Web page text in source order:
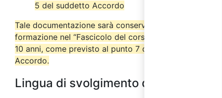
5 del suddetto Accordo
Tale documentazione sarà conservata dall’ente di
formazione nel “Fascicolo del corso” per almeno
10 anni, come previsto al punto 7 del suddetto
Accordo.
Lingua di svolgimento del corso